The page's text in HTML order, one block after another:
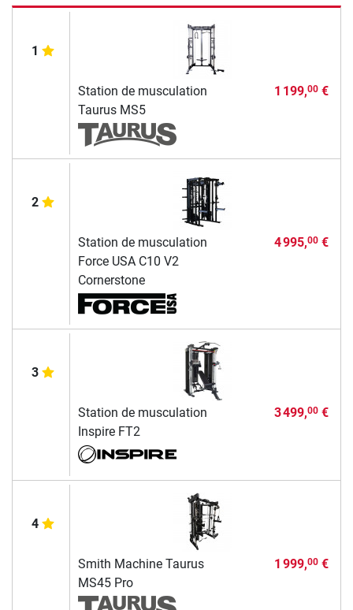
1
Station de musculation
Taurus MS5
1 199,00€
2
Station de musculation
Force USA C10 V2
Cornerstone
4 995,00€
3
Station de musculation
Inspire FT2
3 499,00€
4
Smith Machine Taurus
MS45 Pro
1 999,00€